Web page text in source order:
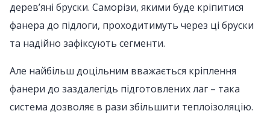
дерев’яні бруски. Саморізи, якими буде кріпитися
фанера до підлоги, проходитимуть через ці бруски
та надійно зафіксують сегменти.
Але найбільш доцільним вважається кріплення
фанери до заздалегідь підготовлених лаг – така
система дозволяє в рази збільшити теплоізоляцію.